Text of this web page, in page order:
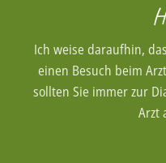
Ich weise daraufhin,
einen Besuch beim
sollten Sie immer zur
Arzt